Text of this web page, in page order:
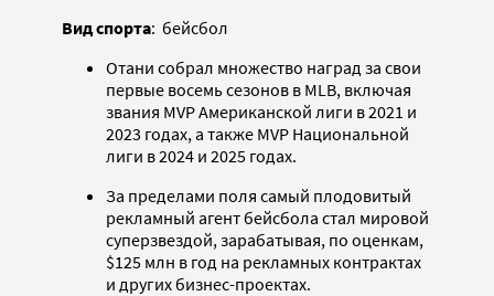
Вид спорта: бейсбол
Отани собрал множество наград за свои
первые восемь сезонов в MLB, включая
звания MVP Американской лиги в 2021 и
2023 годах, а также MVP Национальной
лиги в 2024 и 2025 годах.
За пределами поля самый плодовитый
рекламный агент бейсбола стал мировой
суперзвездой, зарабатывая, по оценкам,
$125 млн в год на рекламных контрактах
и ​​других бизнес-проектах.